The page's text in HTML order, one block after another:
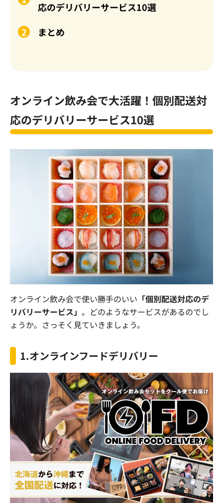
応のデリバリーサービス10選
まとめ
オンライン飲み会で大活躍！個別配送対
応のデリバリーサービス10選
オンライン飲み会で使い勝手のいい 「個別配送対応のデ
リバリーサービス」 。どのようなサービスがあるのでし
ょうか。さっそく見ていきましょう。
1.オンラインフードデリバリー